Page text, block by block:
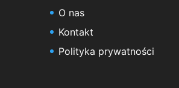
O nas
Kontakt
Polityka prywatności